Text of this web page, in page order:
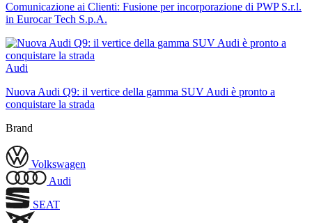
Comunicazione ai Clienti: Fusione per incorporazione di PWP S.r.l.
in Eurocar Tech S.p.A.
Audi
Nuova Audi Q9: il vertice della gamma SUV Audi è pronto a
conquistare la strada
Brand
Volkswagen
Audi
SEAT